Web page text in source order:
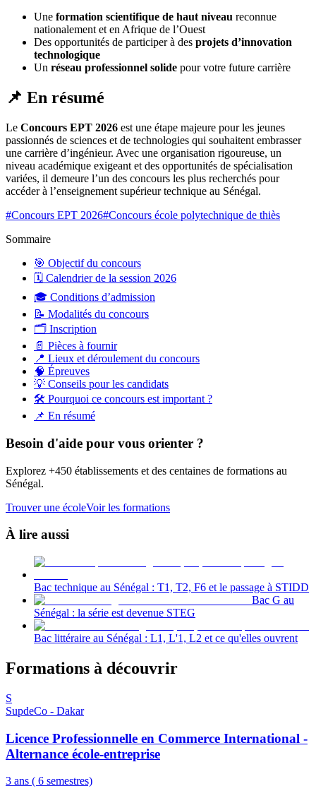
Une formation scientifique de haut niveau reconnue
nationalement et en Afrique de l’Ouest
Des opportunités de participer à des projets d’innovation
technologique
Un réseau professionnel solide pour votre future carrière
📌 En résumé
Le Concours EPT 2026 est une étape majeure pour les jeunes
passionnés de sciences et de technologies qui souhaitent embrasser
une carrière d’ingénieur. Avec une organisation rigoureuse, un
niveau académique exigeant et des opportunités de spécialisation
variées, il demeure l’un des concours les plus recherchés pour
accéder à l’enseignement supérieur technique au Sénégal.
#Concours EPT 2026#Concours école polytechnique de thiès
Sommaire
🎯 Objectif du concours
🗓️ Calendrier de la session 2026
🎓 Conditions d’admission
📝 Modalités du concours
🗂️ Inscription
📄 Pièces à fournir
📍 Lieux et déroulement du concours
🧠 Épreuves
💡 Conseils pour les candidats
🛠️ Pourquoi ce concours est important ?
📌 En résumé
Besoin d'aide pour vous orienter ?
Explorez +450 établissements et des centaines de formations au
Sénégal.
Trouver une écoleVoir les formations
À lire aussi
Bac technique au Sénégal : T1, T2, F6 et le passage à STIDD
Bac G au
Sénégal : la série est devenue STEG
Bac littéraire au Sénégal : L1, L'1, L2 et ce qu'elles ouvrent
Formations à découvrir
S
SupdeCo - Dakar
Licence Professionnelle en Commerce International -
Alternance école-entreprise
3 ans ( 6 semestres)